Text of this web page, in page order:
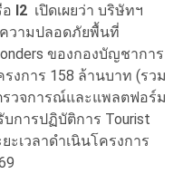
I2 เปิดเผยว่า บริษัทฯ
วามปลอดภัยพื้นที่
ของกองบัญชาการ
งการ 158 ล้านบาท (รวม
รวจการณ์และแพลตฟอร์ม
การปฏิบัติการ Tourist
ะเวลาดำเนินโครงการ